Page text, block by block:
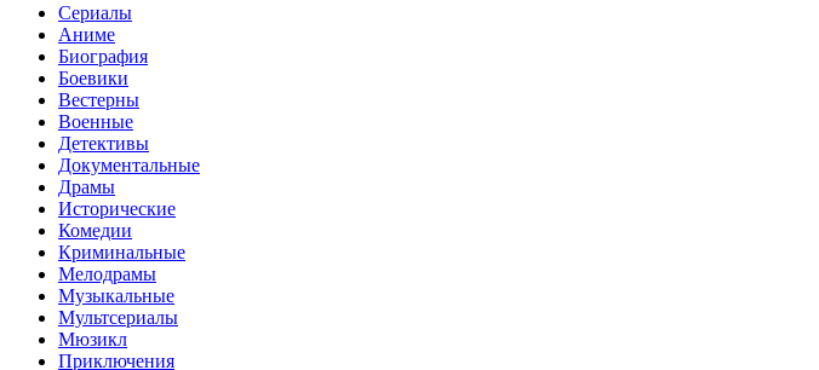
Сериалы
Аниме
Биография
Боевики
Вестерны
Военные
Детективы
Документальные
Драмы
Исторические
Комедии
Криминальные
Мелодрамы
Музыкальные
Мультсериалы
Мюзикл
Приключения